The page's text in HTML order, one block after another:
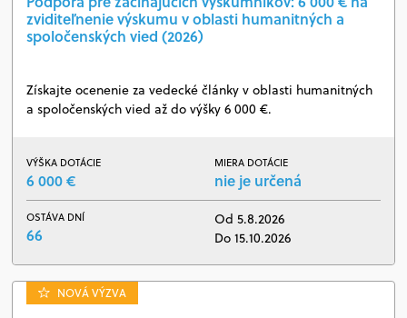
zviditeľnenie výskumu v oblasti humanitných a
spoločenských vied (2026)
Získajte ocenenie za vedecké články v oblasti humanitných
a spoločenských vied až do výšky 6 000 €.
VÝŠKA DOTÁCIE
6 000 €
MIERA DOTÁCIE
nie je určená
OSTÁVA DNÍ
66
Od 5.8.2026
Do 15.10.2026
NOVÁ VÝZVA